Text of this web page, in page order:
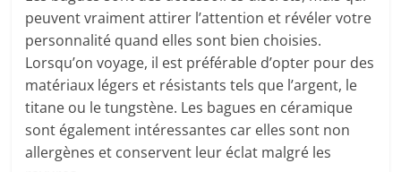
peuvent vraiment attirer l’attention et révéler votre
personnalité quand elles sont bien choisies.
Lorsqu’on voyage, il est préférable d’opter pour des
matériaux légers et résistants tels que l’argent, le
titane ou le tungstène. Les bagues en céramique
sont également intéressantes car elles sont non
allergènes et conservent leur éclat malgré les